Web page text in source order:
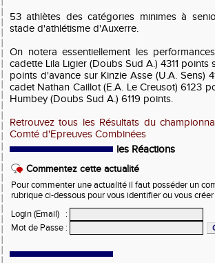
53 athlètes des catégories minimes à
stade d'athlétisme d'Auxerre.
On notera essentiellement les
cadette Lila Ligier (Doubs Sud A.) 4311
points d'avance sur Kinzie Asse (U.A. Sens)
cadet Nathan Caillot (E.A. Le Creusot) 6123
Humbey (Doubs Sud A.) 6119 points.
Retrouvez tous les Résultats du
Comté d'Epreuves Combinées
les Réactions
Commentez cette actualité
Pour commenter une actualité il faut posséder un
rubrique ci-dessous pour vous identifier ou vous
Login (Email)
:
Mot de Passe :